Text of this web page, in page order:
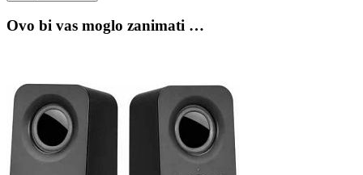
Ovo bi vas moglo zanimati …